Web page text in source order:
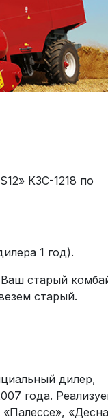
КЗС-1218 по
1 год).
старый
старый.
дилер,
года.